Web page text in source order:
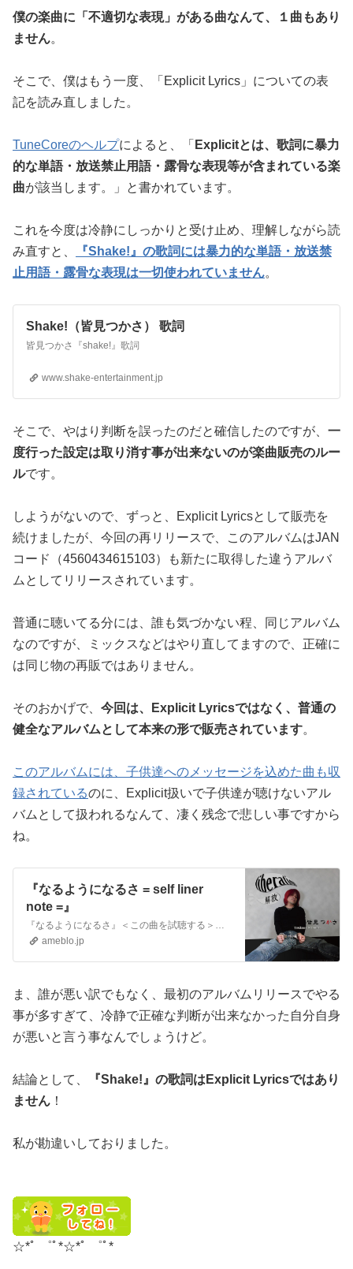
僕の楽曲に「不適切な表現」がある曲なんて、１曲もあり
ません。
そこで、僕はもう一度、「Explicit Lyrics」についての表
記を読み直しました。
TuneCoreのヘルプによると、「 Explicitとは、歌詞に暴力
的な単語・放送禁止用語・露骨な表現等が含まれている楽
曲が該当します。」と書かれています。
これを今度は冷静にしっかりと受け止め、理解しながら読
み直すと、
『Shake!』の歌詞には暴力的な単語・放送禁
止用語・露骨な表現は一切使われていません。
Shake!（皆見つかさ） 歌詞
皆見つかさ『shake!』歌詞
www.shake-entertainment.jp
そこで、やはり判断を誤ったのだと確信したのですが、 一
度行った設定は取り消す事が出来ないのが楽曲販売のルー
ルです。
しようがないので、ずっと、Explicit Lyricsとして販売を
続けましたが、今回の再リリースで、このアルバムはJAN
コード（4560434615103）も新たに取得した違うアルバ
ムとしてリリースされています。
普通に聴いてる分には、誰も気づかない程、同じアルバム
なのですが、ミックスなどはやり直してますので、正確に
は同じ物の再販ではありません。
そのおかげで、 今回は、Explicit Lyricsではなく、普通の
健全なアルバムとして本来の形で販売されています。
このアルバムには、子供達へのメッセージを込めた曲も収
録されているのに、Explicit扱いで子供達が聴けないアル
バムとして扱われるなんて、凄く残念で悲しい事ですから
ね。
『なるようになるさ = self liner
note =』
『なるようになるさ』＜この曲を試聴する＞（JASRAC作品コード：215-8074-0） この記事は4773文字です。（読破予想時間：約11分21秒）■概要…
ameblo.jp
ま、誰が悪い訳でもなく、最初のアルバムリリースでやる
事が多すぎて、冷静で正確な判断が出来なかった自分自身
が悪いと言う事なんでしょうけど。
結論として、
『Shake!』の歌詞はExplicit Lyricsではあり
ません ！
私が勘違いしておりました。
☆*ﾟ ゜ﾟ*☆*ﾟ ゜ﾟ*